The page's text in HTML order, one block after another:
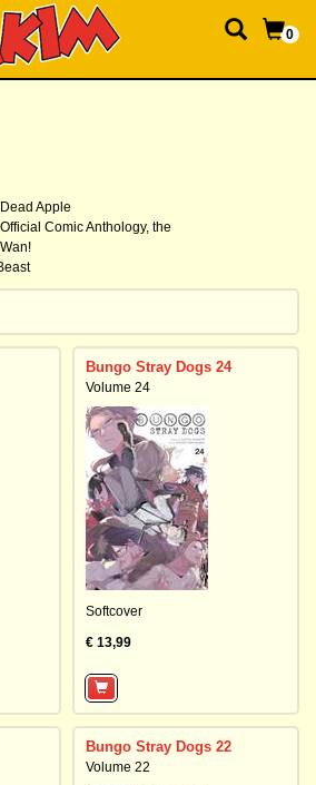
0
Apple
Comic Anthology, the
Bungo Stray Dogs 24
Volume 24
Softcover
€ 13,99
Bungo Stray Dogs 22
Volume 22